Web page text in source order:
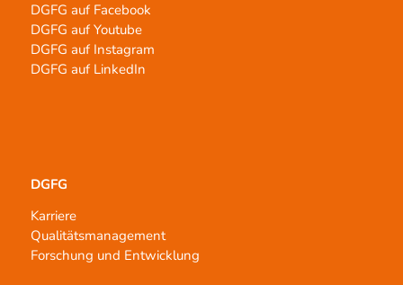
DGFG auf Facebook
DGFG auf Youtube
DGFG auf Instagram
DGFG auf LinkedIn
DGFG
Karriere
Qualitätsmanagement
Forschung und Entwicklung